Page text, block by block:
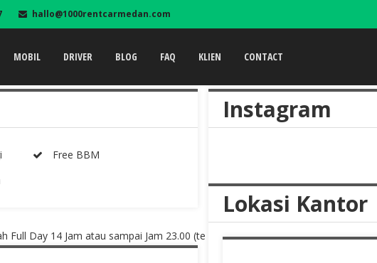
hallo@1000rentcarmedan.com
MOBIL DRIVER BLOG FAQ KLIEN CONTACT
Free BBM
Day 14 Jam atau sampai Jam 23.00 (tergantung mana yg lebih dahulu tercapai)
Instagram
Lokasi Kantor